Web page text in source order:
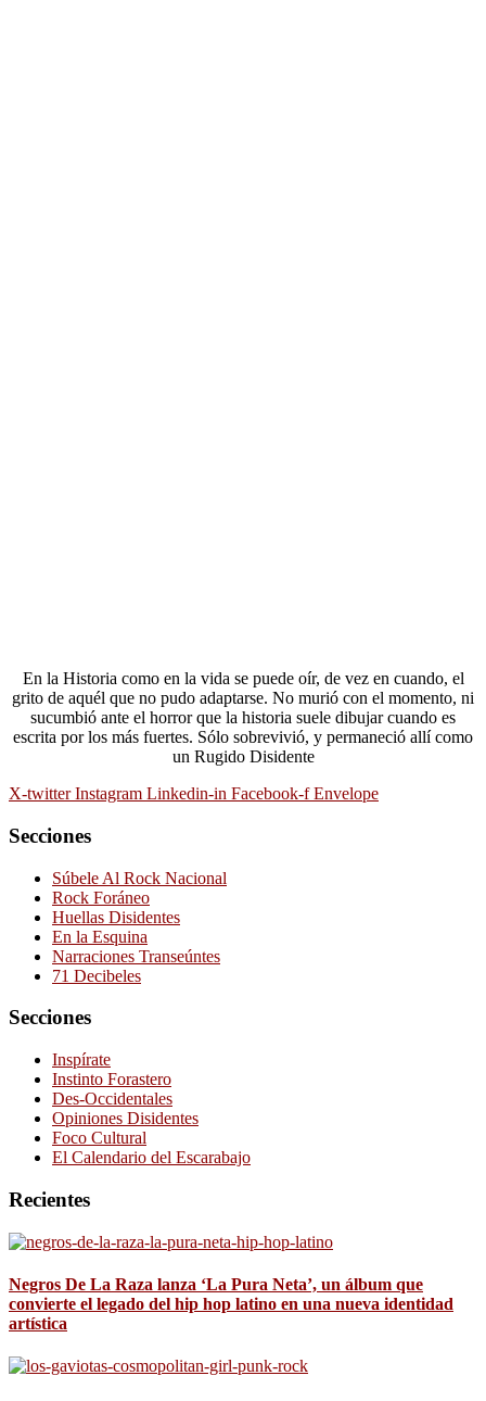
En la Historia como en la vida se puede oír, de vez en cuando, el
grito de aquél que no pudo adaptarse. No murió con el momento, ni
sucumbió ante el horror que la historia suele dibujar cuando es
escrita por los más fuertes. Sólo sobrevivió, y permaneció allí como
un Rugido Disidente
X-twitter Instagram Linkedin-in Facebook-f Envelope
Secciones
Súbele Al Rock Nacional
Rock Foráneo
Huellas Disidentes
En la Esquina
Narraciones Transeúntes
71 Decibeles
Secciones
Inspírate
Instinto Forastero
Des-Occidentales
Opiniones Disidentes
Foco Cultural
El Calendario del Escarabajo
Recientes
Negros De La Raza lanza ‘La Pura Neta’, un álbum que
convierte el legado del hip hop latino en una nueva identidad
artística